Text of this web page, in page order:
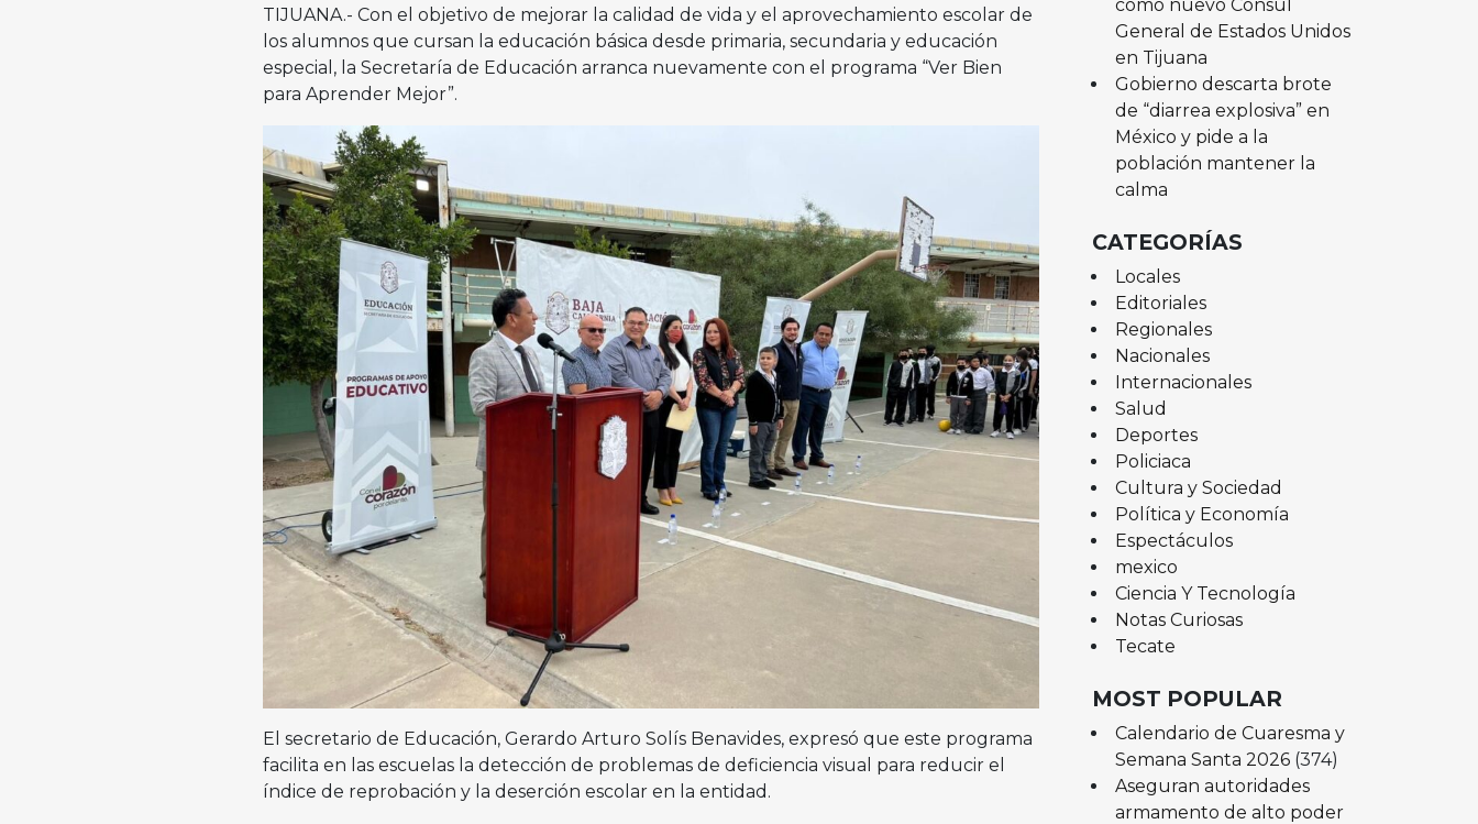
TIJUANA.- Con el objetivo de mejorar la calidad de vida y el aprovechamiento escolar de
los alumnos que cursan la educación básica desde primaria, secundaria y educación
especial, la Secretaría de Educación arranca nuevamente con el programa “Ver Bien
para Aprender Mejor”.
El secretario de Educación, Gerardo Arturo Solís Benavides, expresó que este programa
facilita en las escuelas la detección de problemas de deficiencia visual para reducir el
índice de reprobación y la deserción escolar en la entidad.
como nuevo Cónsul
General de Estados Unidos
en Tijuana
Gobierno descarta brote
de “diarrea explosiva” en
México y pide a la
población mantener la
calma
CATEGORÍAS
Locales
Editoriales
Regionales
Nacionales
Internacionales
Salud
Deportes
Policiaca
Cultura y Sociedad
Política y Economía
Espectáculos
mexico
Ciencia Y Tecnología
Notas Curiosas
Tecate
MOST POPULAR
Calendario de Cuaresma y
Semana Santa 2026 (374)
Aseguran autoridades
armamento de alto poder